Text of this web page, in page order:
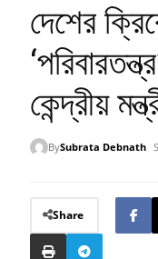
দেশের
কেন্দ্রীয়
BySubrata Debnath
Share